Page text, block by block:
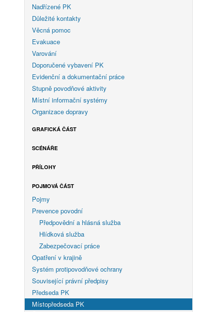
Nadřízené PK
Důležité kontakty
Věcná pomoc
Evakuace
Varování
Doporučené vybavení PK
Evidenční a dokumentační práce
Stupně povodňové aktivity
Místní informační systémy
Organizace dopravy
GRAFICKÁ ČÁST
SCÉNÁŘE
PŘÍLOHY
POJMOVÁ ČÁST
Pojmy
Prevence povodní
Předpovědní a hlásná služba
Hlídková služba
Zabezpečovací práce
Opatření v krajině
Systém protipovodňové ochrany
Související právní předpisy
Předseda PK
Místopředseda PK